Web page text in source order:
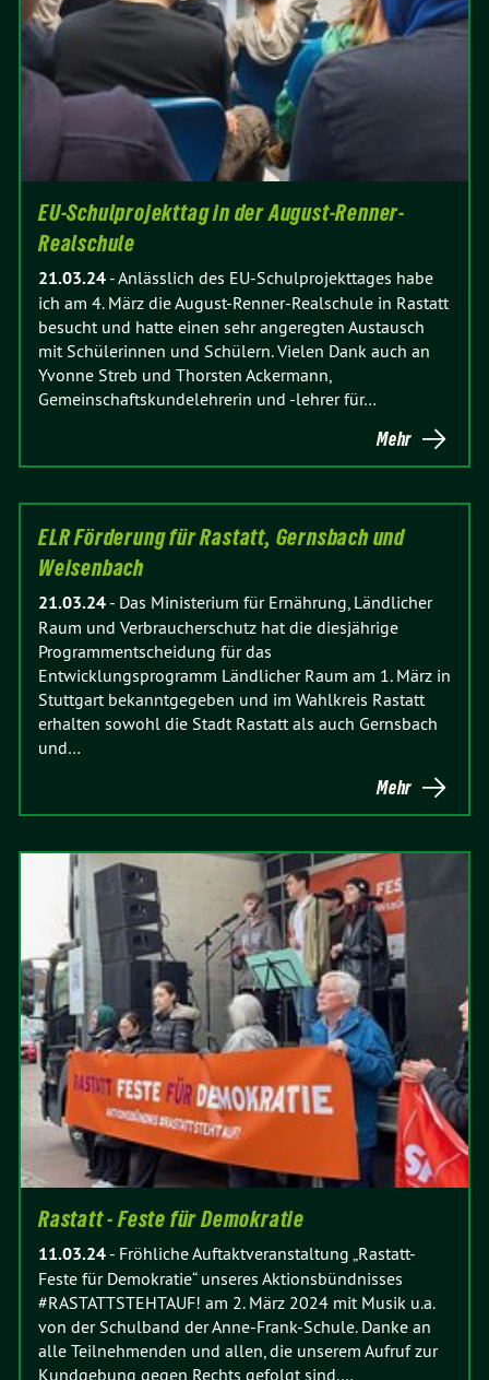
EU-Schulprojekttag in der August-Renner-
Realschule
21.03.24 -Anlässlich des EU-Schulprojekttages habe
ich am 4. März die August-Renner-Realschule in Rastatt
besucht und hatte einen sehr angeregten Austausch
mit Schülerinnen und Schülern. Vielen Dank auch an
Yvonne Streb und Thorsten Ackermann,
Gemeinschaftskundelehrerin und -lehrer für…
Mehr
ELR Förderung für Rastatt, Gernsbach und
Weisenbach
21.03.24 - Das Ministerium für Ernährung, Ländlicher
Raum und Verbraucherschutz hat die diesjährige
Programmentscheidung für das
Entwicklungsprogramm Ländlicher Raum am 1. März in
Stuttgart bekanntgegeben und im Wahlkreis Rastatt
erhalten sowohl die Stadt Rastatt als auch Gernsbach
und…
Mehr
Rastatt - Feste für Demokratie
11.03.24 - Fröhliche Auftaktveranstaltung „Rastatt-
Feste für Demokratie“ unseres Aktionsbündnisses
#RASTATTSTEHTAUF! am 2. März 2024 mit Musik u.a.
von der Schulband der Anne-Frank-Schule. Danke an
alle Teilnehmenden und allen, die unserem Aufruf zur
Kundgebung gegen Rechts gefolgt sind.…